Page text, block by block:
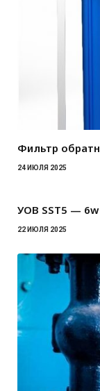
Фильтр
24 ИЮЛЯ 2025
УОВ SST5 —
22 ИЮЛЯ 2025